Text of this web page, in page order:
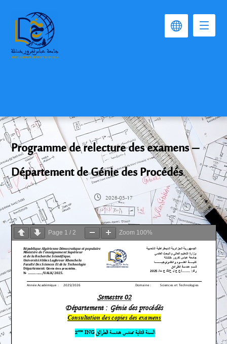
Programme de relecture des examens –
Département de Génie des Procédés
2026-05-17
Page 1 /2 Zoom 100%